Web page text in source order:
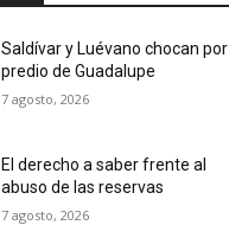
Saldívar y Luévano chocan por
predio de Guadalupe
7 agosto, 2026
El derecho a saber frente al
abuso de las reservas
7 agosto, 2026